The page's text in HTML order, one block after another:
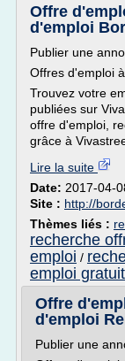
Offre
d'emploi
Publier une
Offres d'emploi
Trouvez votre
publiées sur
offre d'emploi,
grâce à
Lire la suite
Date: 2017-04-
Site : http://
Thèmes liés :
recherche
emploi /
emploi
Offre
d'emploi
Publier une